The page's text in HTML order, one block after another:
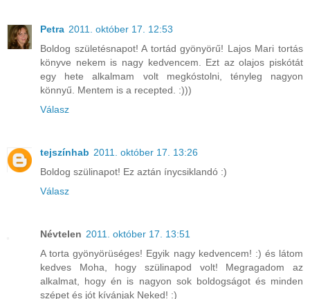
Petra 2011. október 17. 12:53
Boldog születésnapot! A tortád gyönyörű! Lajos Mari tortás
könyve nekem is nagy kedvencem. Ezt az olajos piskótát
egy hete alkalmam volt megkóstolni, tényleg nagyon
könnyű. Mentem is a recepted. :)))
Válasz
tejszínhab 2011. október 17. 13:26
Boldog szülinapot! Ez aztán ínycsiklandó :)
Válasz
Névtelen 2011. október 17. 13:51
A torta gyönyörüséges! Egyik nagy kedvencem! :) és látom
kedves Moha, hogy szülinapod volt! Megragadom az
alkalmat, hogy én is nagyon sok boldogságot és minden
szépet és jót kívánjak Neked! :)